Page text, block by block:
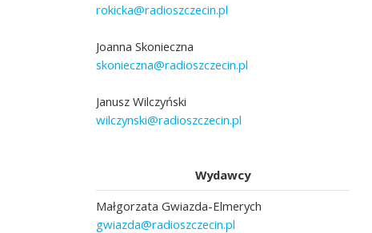
rokicka@radioszczecin.pl
Joanna Skonieczna
skonieczna@radioszczecin.pl
Janusz Wilczyński
wilczynski@radioszczecin.pl
Wydawcy
Małgorzata Gwiazda-Elmerych
gwiazda@radioszczecin.pl